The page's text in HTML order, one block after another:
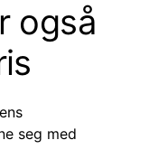
også
seg med